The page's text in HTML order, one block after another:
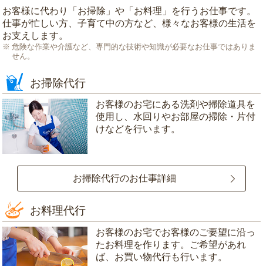
お客様に代わり「 お掃除 」や「 お料理 」を行うお仕事です。
仕事が忙しい方、子育て中の方など、様々なお客様の生活を
お支えします。
危険な作業や介護など、専門的な技術や知識が必要なお仕事ではありま
せん。
お掃除代行
お客様のお宅にある洗剤や掃除道具を
使用し、水回りやお部屋の掃除・片付
けなどを行います。
お掃除代行のお仕事詳細
お料理代行
お客様のお宅でお客様のご要望に沿っ
たお料理を作ります。ご希望があれ
ば、お買い物代行も行います。